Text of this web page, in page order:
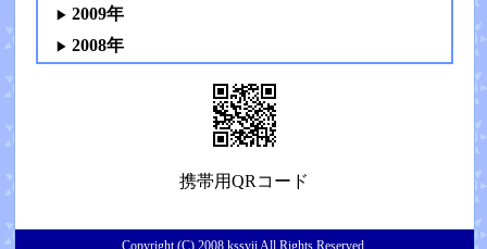
2009年
2008年
携帯用QRコード
Copyright (C) 2008 kssyii All Rights Reserved.